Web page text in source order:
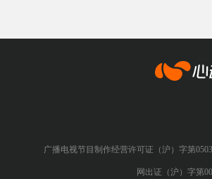
广播电视节目制作经营许可证（沪）字第
网出证（沪）字第
心动网络